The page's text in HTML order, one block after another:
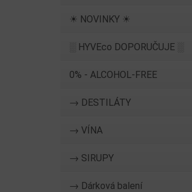
☀ NOVINKY ☀
░ HYVEco DOPORUČUJE ░
0% - ALCOHOL-FREE
→ DESTILÁTY
→ VÍNA
→ SIRUPY
→ Dárková balení